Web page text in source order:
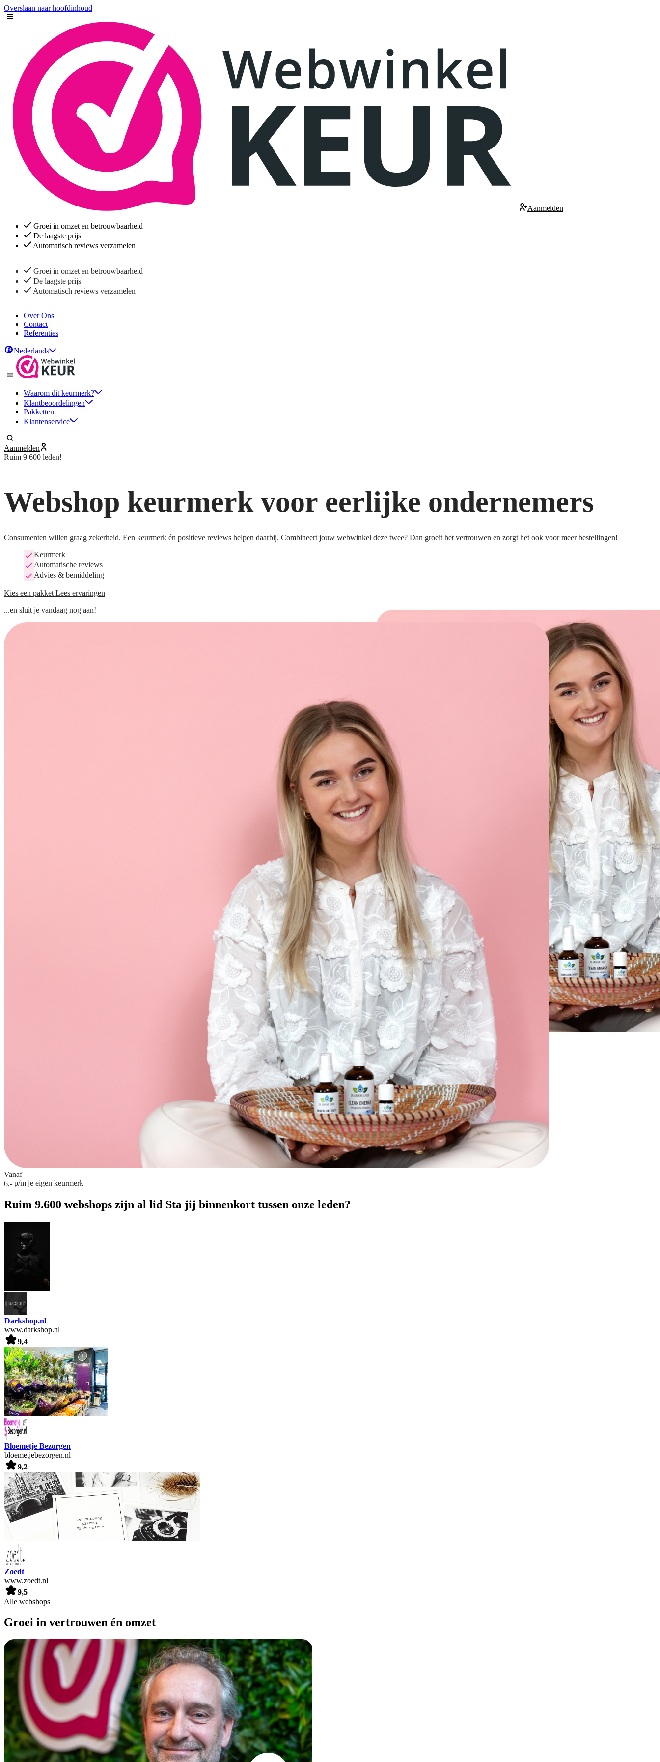
Overslaan naar hoofdinhoud
Aanmelden
Groei in omzet en betrouwbaarheid
De laagste prijs
Automatisch reviews verzamelen
Groei in omzet en betrouwbaarheid
De laagste prijs
Automatisch reviews verzamelen
Over Ons
Contact
Referenties
Nederlands
Waarom dit keurmerk?
Klantbeoordelingen
Pakketten
Klantenservice
Aanmelden
Ruim 9.600 leden!
Webshop keurmerk voor eerlijke ondernemers
Consumenten willen graag zekerheid. Een keurmerk én positieve reviews helpen daarbij. Combineert jouw webwinkel deze twee? Dan groeit het vertrouwen en zorgt het ook voor meer bestellingen!
Keurmerk
Automatische reviews
Advies & bemiddeling
Kies een pakket Lees ervaringen
...en sluit je vandaag nog aan!
Vanaf
6,- p/m je eigen keurmerk
Ruim 9.600 webshops zijn al lid Sta jij binnenkort tussen onze leden?
Darkshop.nl
www.darkshop.nl
9,4
Bloemetje Bezorgen
bloemetjebezorgen.nl
9,2
Zoedt
www.zoedt.nl
9,5
Alle webshops
Groei in vertrouwen én omzet